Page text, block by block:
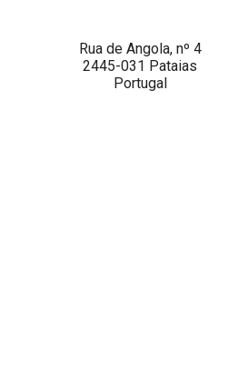
Rua de Angola, nº 4
2445-031 Pataias
Portugal